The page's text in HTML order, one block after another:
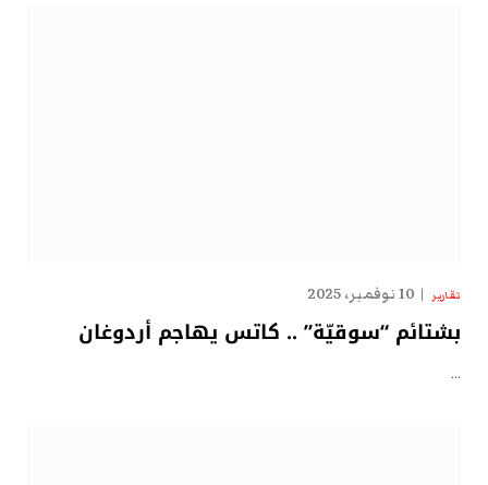
تقارير 10 نوفمبر، 2025
بشتائم “سوقيّة” .. كاتس يهاجم أردوغان
…